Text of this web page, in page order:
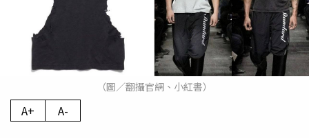
（圖／翻攝官網、小紅書）
A+ A-